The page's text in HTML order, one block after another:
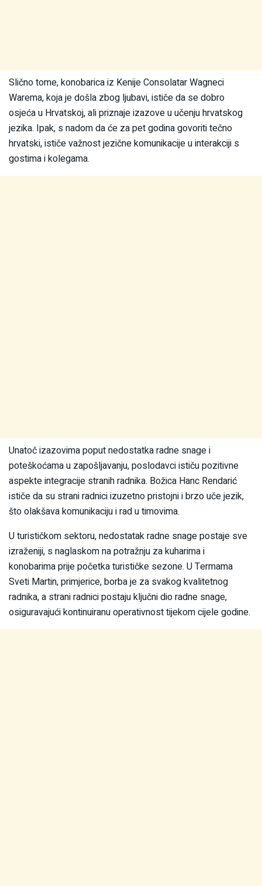
Slično tome, konobarica iz Kenije Consolatar Wagneci
Warema, koja je došla zbog ljubavi, ističe da se dobro
osjeća u Hrvatskoj, ali priznaje izazove u učenju hrvatskog
jezika. Ipak, s nadom da će za pet godina govoriti tečno
hrvatski, ističe važnost jezične komunikacije u interakciji s
gostima i kolegama.
Unatoč izazovima poput nedostatka radne snage i
poteškoćama u zapošljavanju, poslodavci ističu pozitivne
aspekte integracije stranih radnika. Božica Hanc Rendarić
ističe da su strani radnici izuzetno pristojni i brzo uče jezik,
što olakšava komunikaciju i rad u timovima.
U turističkom sektoru, nedostatak radne snage postaje sve
izraženiji, s naglaskom na potražnju za kuharima i
konobarima prije početka turističke sezone. U Termama
Sveti Martin, primjerice, borba je za svakog kvalitetnog
radnika, a strani radnici postaju ključni dio radne snage,
osiguravajući kontinuiranu operativnost tijekom cijele godine.